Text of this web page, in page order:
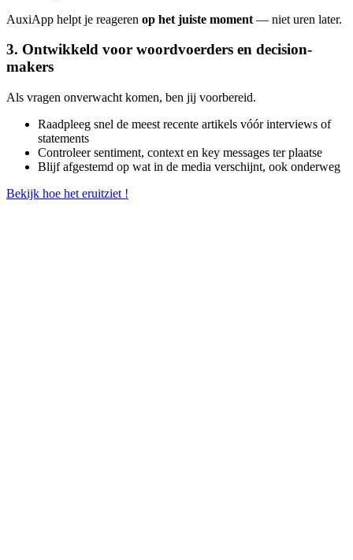
AuxiApp helpt je reageren op het juiste moment — niet uren later.
3. Ontwikkeld voor woordvoerders en decision-
makers
Als vragen onverwacht komen, ben jij voorbereid.
Raadpleeg snel de meest recente artikels vóór interviews of
statements
Controleer sentiment, context en key messages ter plaatse
Blijf afgestemd op wat in de media verschijnt, ook onderweg
Bekijk hoe het eruitziet !